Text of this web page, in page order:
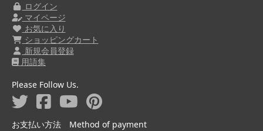
ログイン
マイページ
お気に入り
ショッピングカート
新規会員登録
用語集
Please Follow Us.
お支払い方法 Method of payment